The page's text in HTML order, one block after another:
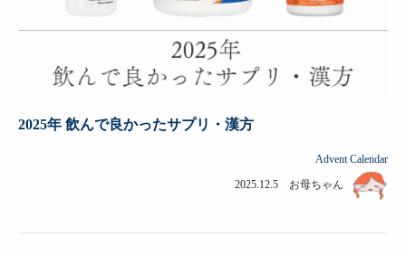
2025年 飲んで良かったサプリ・漢方
Advent Calendar
2025.12.5 お母ちゃん